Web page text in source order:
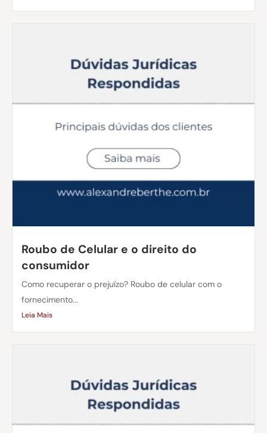
Roubo de Celular e o direito do
consumidor
Como recuperar o prejuízo? Roubo de celular com o
fornecimento...
Leia Mais